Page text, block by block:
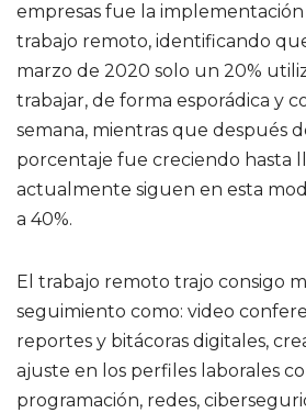
empresas fue la
trabajo remoto, identificando
marzo de 2020 solo un 20%
trabajar, de forma esporádica y
semana, mientras que después
porcentaje fue creciendo hasta
actualmente siguen en esta
a 40%.
El trabajo remoto trajo consigo
seguimiento como: video
reportes y bitácoras digitales,
ajuste en los perfiles laborales
programación, redes,